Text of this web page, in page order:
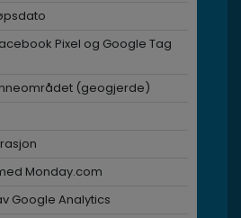
Pixel og Google Tag
(geogjerde)
Monday.com
Google Analytics